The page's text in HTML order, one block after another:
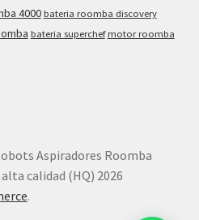
4000 bateria roomba discovery
bateria superchef motor roomba
Aspiradores Roomba
calidad (HQ) 2026
.